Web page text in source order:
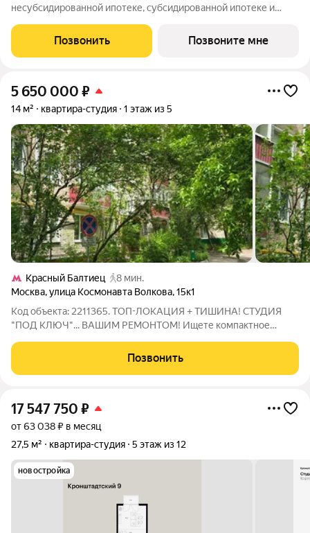
несубсидированной ипотеке, субсидированной ипотеке и
зафиксируйте клиента в личном кабинете до обращения за
консультацией. Продается студия площадью 29.1
Позвонить Позвоните мне
5 650 000 ₽
14 м² квартира-студия 1 этаж из 5
Красный Балтиец
8 мин.
Москва,улица Космонавта Волкова,15к1
Код объекта: 2211365. ТОП-ЛОКАЦИЯ + ТИШИНА! СТУДИЯ
"ПОД КЛЮЧ"... ВАШИМ РЕМОНТОМ! Ищете компактное
востребованном районе, в шаговой доступности от метро.
Позвонить
17 547 750 ₽
от 63 038 ₽ в месяц
27,5 м²
квартира-студия 5 этаж из 12
новостройка